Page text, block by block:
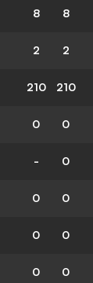
8 8
2 2
210 210
0 0
- 0
0 0
0 0
0 0